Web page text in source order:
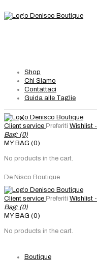
Shop
Chi Siamo
Contattaci
Guida alle Taglie
Client service Preferiti Wishlist -
Bag: (0)
MY BAG (0)
No products in the cart.
De Nisco Boutique
Client service Preferiti Wishlist -
Bag: (0)
MY BAG (0)
No products in the cart.
Boutique